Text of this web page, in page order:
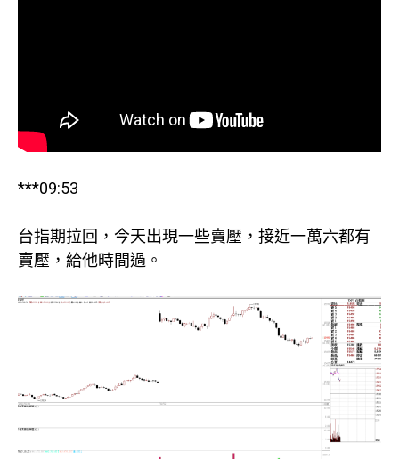
***09:53
台指期拉回，今天出現一些賣壓，接近一萬六都有
賣壓，給他時間過。